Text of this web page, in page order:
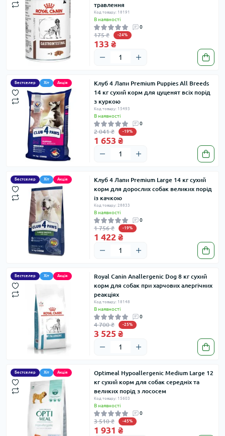
травлення
Код товару: 18191
В наявності
0
175 ₴ -24%
133 ₴
Бестселер Хіт Акція
Клуб 4 Лапи Premium Puppies All Breeds
14 кг сухий корм для цуценят всіх порід
з куркою
Код товару: 15493
В наявності
0
2 041 ₴ -19%
1 653 ₴
Бестселер Хіт Акція
Клуб 4 Лапи Premium Large 14 кг сухий
корм для дорослих собак великих порід
із качкою
Код товару: 28833
В наявності
0
1 756 ₴ -19%
1 422 ₴
Бестселер Хіт Акція
Royal Canin Anallergenic Dog 8 кг сухий
корм для собак при харчових алергічних
реакціях
Код товару: 18148
В наявності
0
4 700 ₴ -25%
3 525 ₴
Бестселер Хіт Акція
Optimeal Hypoallergenic Medium Large 12
кг сухий корм для собак середніх та
великих порід з лососем
Код товару: 15603
В наявності
0
3 510 ₴ -45%
1 931 ₴